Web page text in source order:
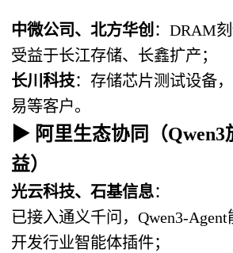
中微公司、北方华创 ：DRAM
受益于长江存储、长鑫扩产；
长川科技：存储芯片测试设备
易等客户。
▶ 阿里生态协同（Qwen3
益）
光云科技、石基信息：
已接入通义千问，Qwen3-
开发行业智能体插件；